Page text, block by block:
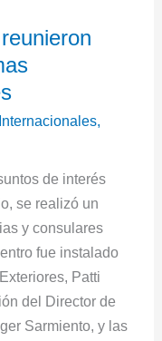
Internacionales,
de interés
se realizó un
y consulares
fue instalado
Patti
del Director de
Sarmiento, y las